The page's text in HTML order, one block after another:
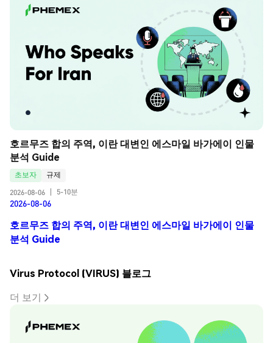
호르무즈 합의 주역, 이란 대변인 에스마일 바가에이 인물
분석 Guide
초보자
규제
2026-08-06
5-10분
2026-08-06
호르무즈 합의 주역, 이란 대변인 에스마일 바가에이 인물
분석 Guide
Virus Protocol (VIRUS) 블로그
더 보기